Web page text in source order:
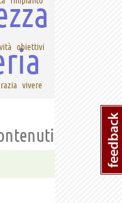
obiettivi
vivere